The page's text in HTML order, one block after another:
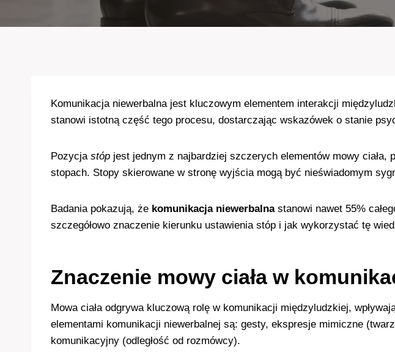
Komunikacja niewerbalna jest kluczowym elementem interakcji
stanowi istotną część tego procesu, dostarczając wskazówek o stanie
Pozycja stóp jest jednym z najbardziej szczerych elementów mowy
stopach. Stopy skierowane w stronę wyjścia mogą być nieświadomym
Badania pokazują, że komunikacja niewerbalnastanowi nawet 55%
szczegółowo znaczenie kierunku ustawienia stóp i jak wykorzystać tę
Znaczenie mowy ciała w
Mowa ciała odgrywa kluczową rolę w komunikacji międzyludzkiej,
elementami komunikacji niewerbalnej są: gesty, ekspresje mimiczne
komunikacyjny (odległość od rozmówcy).